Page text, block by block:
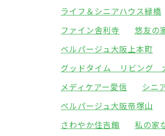
ライフ＆シニアハウス緑橋
ファイン舎利寺
悠友の
ベルパージュ大阪上本町
グッドタイム リビング
メディケアー愛信
シニ
ベルパージュ大阪帝塚山
さわやか住吉館
私の家